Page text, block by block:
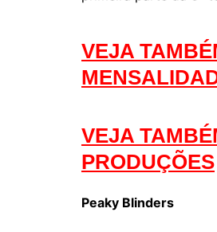
VEJA
VEJA
PRODUÇÕES
Peaky Blinders